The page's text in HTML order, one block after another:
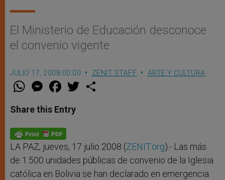
El Ministerio de Educación desconoce
el convenio vigente
JULIO 17, 2008 00:00 ZENIT STAFF ARTE Y CULTURA
W
t
s
p
p
M
e
s
e
g
e
r
F
a
e
b
o
k
w
Share this Entry
LA PAZ, jueves, 17 julio 2008 (ZENIT.org).- Las más
de 1.500 unidades públicas de convenio de la Iglesia
católica en Bolivia se han declarado en emergencia